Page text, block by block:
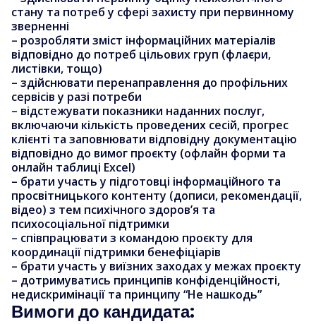
стану та потреб у сфері захисту при первинному
зверненні
– розробляти зміст інформаційних матеріалів
відповідно до потреб цільових груп (флаєри,
листівки, тощо)
– здійснювати перенаправлення до профільних
сервісів у разі потреби
– відстежувати показники наданних послуг,
включаючи кількість проведених сесій, прогрес
клієнті та заповнювати відповідну документацію
відповідно до вимог проєкту (офлайн форми та
онлайн таблиці Excel)
– брати участь у підготовці інформаційного та
просвітницького контенту (дописи, рекомендації,
відео) з тем психічного здоров’я та
психосоціальної підтримки
– співпрацювати з командою проєкту для
координації підтримки бенефіціарів
– брати участь у виїзних заходах у межах проєкту
– дотримуватись принципів конфіденційності,
недискримінації та принципу “Не нашкодь”
Вимоги до кандидата: